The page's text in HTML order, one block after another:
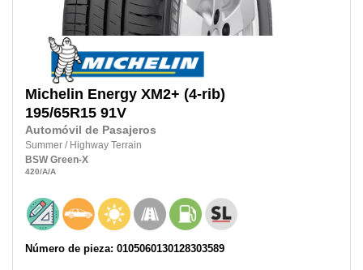
Michelin Energy XM2+ (4-rib)
195/65R15 91V
Automóvil de Pasajeros
Summer / Highway Terrain
BSW Green-X
420/A/A
Número de pieza: 0105060130128303589